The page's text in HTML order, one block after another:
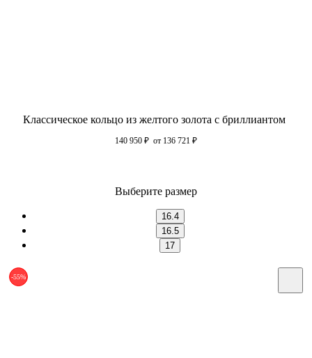
Классическое кольцо из желтого золота с бриллиантом
140 950 ₽ от 136 721 ₽
Выберите размер
16.4
16.5
17
-55%